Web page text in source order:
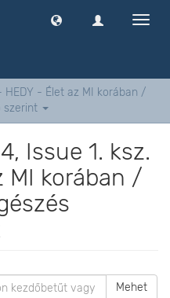
HEDY - Élet az MI korában /
szerint
Issue 1. ksz.
MI korában /
Mehet